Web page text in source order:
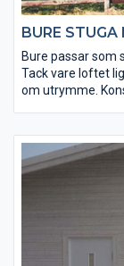
BURE
Bure passar som
Tack vare loftet
om utrymme.
inne